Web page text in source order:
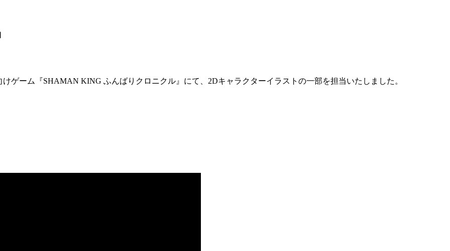
ゲーム『SHAMAN KING ふんばりクロニクル』にて、2Dキャラクターイラストの一部を担当いたしました。